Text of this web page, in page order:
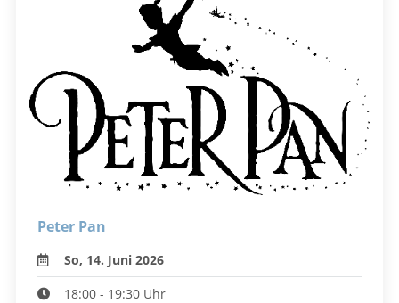
Peter Pan
So, 14. Juni 2026
18:00 - 19:30 Uhr